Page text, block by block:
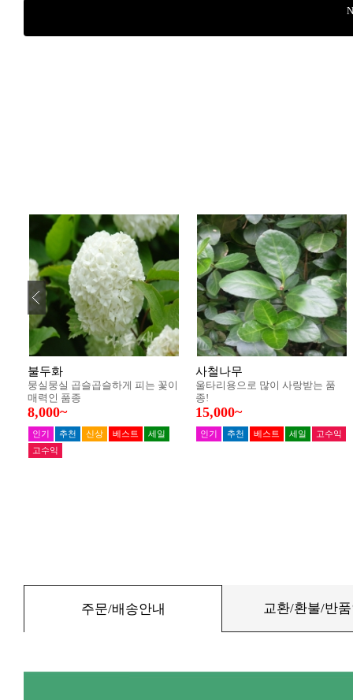
주문/배송안내 교환/환불/반